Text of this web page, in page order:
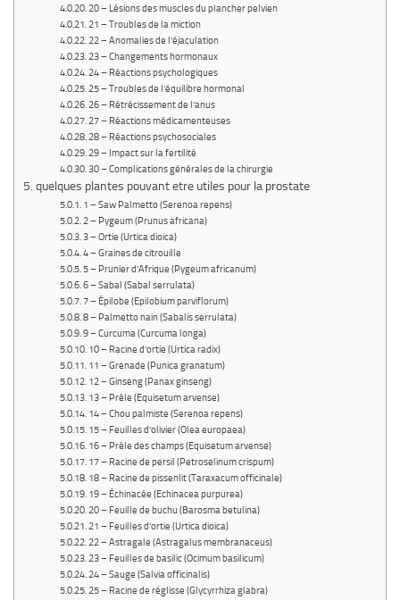
20 – Lésions des muscles du plancher pelvien
21 – Troubles de la miction
22 – Anomalies de l’éjaculation
23 – Changements hormonaux
24 – Réactions psychologiques
25 – Troubles de l’équilibre hormonal
26 – Rétrécissement de l’anus
27 – Réactions médicamenteuses
28 – Réactions psychosociales
29 – Impact sur la fertilité
30 – Complications générales de la chirurgie
quelques plantes pouvant etre utiles pour la prostate
1 – Saw Palmetto (Serenoa repens)
2 – Pygeum (Prunus africana)
3 – Ortie (Urtica dioica)
4 – Graines de citrouille
5 – Prunier d’Afrique (Pygeum africanum)
6 – Sabal (Sabal serrulata)
7 – Épilobe (Epilobium parviflorum)
8 – Palmetto nain (Sabalis serrulata)
9 – Curcuma (Curcuma longa)
10 – Racine d’ortie (Urtica radix)
11 – Grenade (Punica granatum)
12 – Ginseng (Panax ginseng)
13 – Prêle (Equisetum arvense)
14 – Chou palmiste (Serenoa repens)
15 – Feuilles d’olivier (Olea europaea)
16 – Prèle des champs (Equisetum arvense)
17 – Racine de persil (Petroselinum crispum)
18 – Racine de pissenlit (Taraxacum officinale)
19 – Échinacée (Echinacea purpurea)
20 – Feuille de buchu (Barosma betulina)
21 – Feuilles d’ortie (Urtica dioica)
22 – Astragale (Astragalus membranaceus)
23 – Feuilles de basilic (Ocimum basilicum)
24 – Sauge (Salvia officinalis)
25 – Racine de réglisse (Glycyrrhiza glabra)